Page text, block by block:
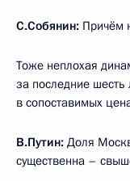
С.Собянин: Причём
Тоже неплохая
за последние
в сопоставимых
В.Путин: Доля
существенна –